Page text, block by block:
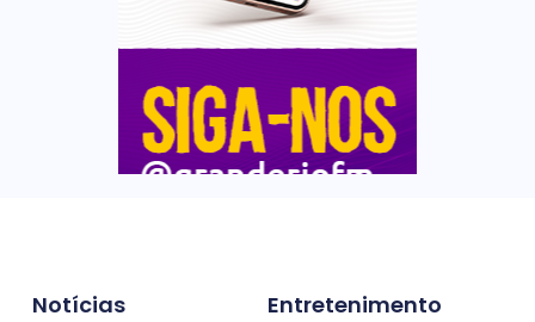
Notícias Entretenimento